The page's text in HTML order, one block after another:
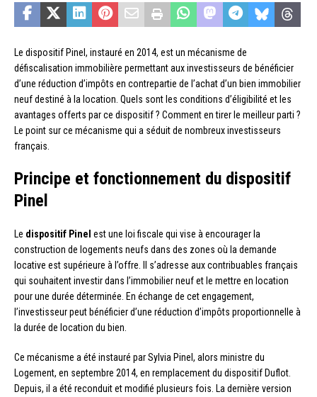
Le dispositif Pinel, instauré en 2014, est un mécanisme de
défiscalisation immobilière permettant aux investisseurs de bénéficier
d’une réduction d’impôts en contrepartie de l’achat d’un bien immobilier
neuf destiné à la location. Quels sont les conditions d’éligibilité et les
avantages offerts par ce dispositif ? Comment en tirer le meilleur parti ?
Le point sur ce mécanisme qui a séduit de nombreux investisseurs
français.
Principe et fonctionnement du dispositif
Pinel
Le dispositif Pinel est une loi fiscale qui vise à encourager la
construction de logements neufs dans des zones où la demande
locative est supérieure à l’offre. Il s’adresse aux contribuables français
qui souhaitent investir dans l’immobilier neuf et le mettre en location
pour une durée déterminée. En échange de cet engagement,
l’investisseur peut bénéficier d’une réduction d’impôts proportionnelle à
la durée de location du bien.
Ce mécanisme a été instauré par Sylvia Pinel, alors ministre du
Logement, en septembre 2014, en remplacement du dispositif Duflot.
Depuis, il a été reconduit et modifié plusieurs fois. La dernière version